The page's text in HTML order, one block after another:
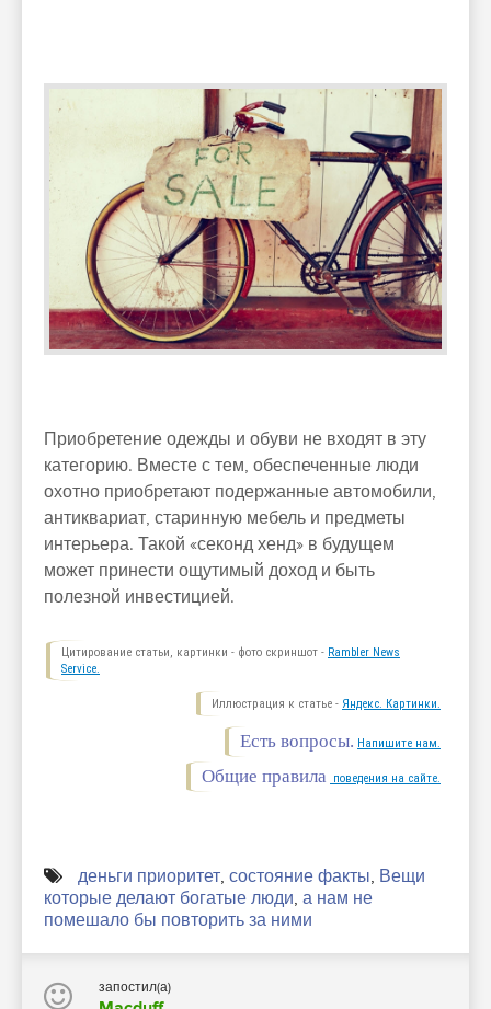
Приобретение одежды и обуви не входят в эту
категорию. Вместе с тем, обеспеченные люди
охотно приобретают подержанные автомобили,
антиквариат, старинную мебель и предметы
интерьера. Такой «секонд хенд» в будущем
может принести ощутимый доход и быть
полезной инвестицией.
Цитирование статьи, картинки - фото скриншот - Rambler News
Service.
Иллюстрация к статье - Яндекс. Картинки.
Есть вопросы. Напишите нам.
Общие правила поведения на сайте.
деньги приоритет, состояние факты, Вещи
которые делают богатые люди, а нам не
помешало бы повторить за ними
запостил(а)